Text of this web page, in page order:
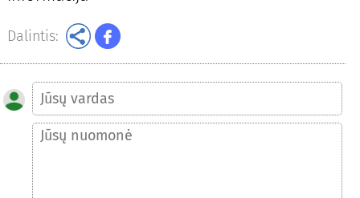
Dalintis: